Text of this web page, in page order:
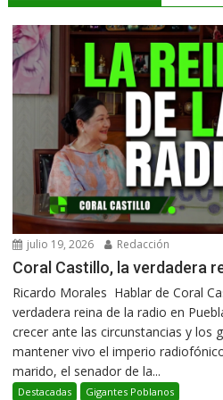
julio 19, 2026 Redacción
Coral Castillo, la verdadera
Ricardo Morales Hablar de Coral
verdadera reina de la radio en
crecer ante las circunstancias y los
mantener vivo el imperio
marido, el senador de la...
Destacadas Gigantes Poblanos